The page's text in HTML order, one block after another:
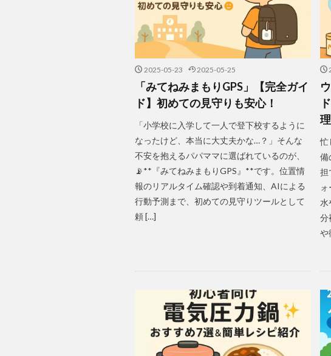
2025-05-23 2025-05-25
「みてねみまもりGPS」【完全ガイ
ド】初めての見守りも安心！
「小学校に入学して一人で登下校するように
なったけど、本当に大丈夫かな…？」そんな
不安を抱えるパパママに選ばれているのが、
📡**『みてねみまもりGPS』**です。位置情
報のリアルタイム確認や到着通知、AIによる
行動予測まで、初めての見守りツールとして
頼 […]
忙
備
担
水
分
や